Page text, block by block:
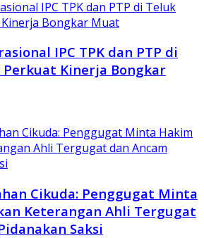
IPC TPK dan PTP di
Perkuat Kinerja Bongkar
Cikuda: Penggugat Minta
Keterangan Ahli Tergugat
Saksi